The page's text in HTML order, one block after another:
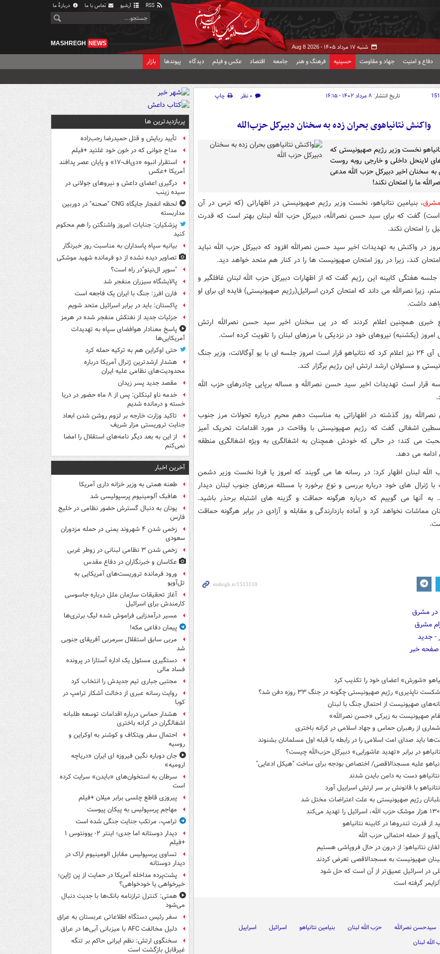
آرشیو تماس با ما دربارهٔ ما
شنبه ۱۷ مرداد ۱۴۰۵ - Aug 8 2026
MASHREGH NEWS
دفاع و امنیت جهاد و مقاومت حسینیه فرهنگ و هنر جامعه اقتصاد عکس و فیلم دیدگاه پیوندها بازار
تاریخ انتشار: ۸ مرداد ۱۴۰۲ - ۱۶:۱۵ ۰ نظر
چاپ
واکنش نتانیاهوی بحران زده به سخنان دبیرکل حزب‌الله
نخست وزیر رژیم صهیونیستی که
لاینحل داخلی و خارجی روبه روست
سخنان اخیر دبیرکل حزب الله مدعی
ما را امتحان نکند!
، بنیامین نتانیاهو، نخست وزیر رژیم صهیونیستی در اظهاراتی (که ترس در آن
گفت که برای سید حسن نصرالله، دبیرکل حزب الله لبنان بهتر است که قدرت
را امتحان نکند.
در واکنش به تهدیدات اخیر سید حسن نصرالله افزود که دبیرکل حزب الله نباید
امتحان کند، زیرا در روز امتحان صهیونیست ها را در کنار هم متحد خواهد دید.
جلسه هفتگی کابینه این رژیم گفت که از اظهارات دبیرکل حزب الله لبنان غافلگیر و
زیرا نصرالله می داند که امتحان کردن اسرائیل(رژیم صهیونیستی) فایده ای برای او
داشت.
خبری همچنین اعلام کردند که در پی سخنان اخیر سید حسن نصرالله ارتش
امروز (یکشنبه) نیروهای خود در نزدیکی با مرزهای لبنان را تقویت کرده است.
پایگاه خبری آی ۲۴ نیز اعلام کرد که نتانیاهو قرار است امروز جلسه ای با یو آوگالانت، وزیر جنگ
و مسئولان ارشد ارتش این رژیم برگزار کند.
قرار است تهدیدات اخیر سید حسن نصرالله و مساله برپایی چادرهای حزب الله
روز گذشته در اظهاراتی به مناسبت دهم محرم درباره تحولات مرز جنوب
اشغالی گفت که رژیم صهیونیستی با وقاحت در مورد اقدامات تحریک آمیز
می کند؛ در حالی که خودش همچنان به اشغالگری به ویژه اشغالگری منطقه
ادامه می دهد.
الله لبنان اظهار کرد: در رسانه ها می گویند که امروز یا فردا نخست وزیر دشمن
ژنرال های خود درباره بررسی و نوع برخورد با مسئله مرزهای جنوب لبنان دیدار
به آنها می گوییم که درباره هرگونه حماقت و گزینه های اشتباه برحذر باشید.
مماشات نخواهد کرد و آماده بازدارندگی و مقابله و آزادی در برابر هرگونه حماقت
«شورش» اعضای خود را تکذیب کرد
ناپذیری» رژیم صهیونیستی چگونه در جنگ ۳۳ روزه دفن شد؟
صهیونیست از احتمال جنگ‌ با لبنان
صهیونیست به زیرکی «حسن نصرالله»
از رهبران حماس و جهاد اسلامی در کرانه باختری
باید صدای امت اسلامی را در رابطه با قبله اول مسلمانان بشنوند
در برابر «تهدید عاشورایی» دبیرکل حزب‌الله چیست؟
علیه مسجدالاقصی/ اختصاص بودجه برای ساخت "هیکل ادعایی"
دست به دامن بایدن شدند
با قانونش بر سر ارتش اسراییل آورد
رژیم صهیونیستی به علت اعتراضات مختل شد
از قدرت تندروها در کابینه نتانیاهو
از حمله احتمالی حزب الله
نتانیاهو: از درون در حال فروپاشی هستیم
صهیونیست به مسجدالاقصی تعرض کردند
در اسرائیل عمیق‌تر از آن است که حل شود
گرفته است
سیدحسن نصرالله حزب الله لبنان بنیامین نتانیاهو اسرائیل
اسراییل
لبنان
پربازدیدترین ها
تأیید ربایش و قتل حمیدرضا رجب‌زاده
مداح جوانی که در خون خود غلتید +فیلم
استقرار انبوه «دی‌اف‑۱۷» و پایان عصر پدافند
آمریکا +عکس
درگیری اعضای داعش و نیروهای جولانی در
سیده زینب
لحظه انفجار جایگاه CNG "صحنه" در دوربین
مداربسته
پزشکیان: جنایات امروز واشنگتن را هم محکوم
کنید
بیانیه سپاه پاسداران به مناسبت روز خبرنگار
تصاویر دیده‌ نشده از دو فرمانده شهید موشکی
"سوپر ال‌نینو"در راه است؟
پالایشگاه سیزران منفجر شد
فارن افرز: جنگ با ایران یک فاجعه است
پاکستان: باید در برابر اسرائیل متحد شویم
جزئیات جدید از نفتکش منفجر شده در هرمز
پاسخ معنادار هوافضای سپاه به تهدیدات
آمریکایی‌ها
حتی اوکراین هم به ترکیه حمله کرد
هشدار ارشدترین ژنرال آمریکا درباره
محدودیت‌های نظامی علیه ایران
مقصد جدید پسر زیدان
خدمه ناو لینکلن: پس از ۸ ماه حضور در دریا
خسته و درمانده‌ شدیم
تاکید وزارت خارجه بر لزوم روشن شدن ابعاد
جنایت تروریستی مزار شریف
از این به بعد دیگر نامه‌های استقلال را امضا
نمی‌کنم
آخرین اخبار
طعنه همتی به وزیر خزانه داری آمریکا
هافبک آلومینیوم پرسپولیسی شد
یونان به دنبال گسترش حضور نظامی در خلیج
فارس
زخمی شدن ۴ شهروند یمنی در حمله مزدوران
سعودی
زخمی شدن ۳ نظامی لبنانی در زوطر غربی
عکاسان و خبرنگاران در دفاع مقدس
ورود فرمانده تروریست‌های آمریکایی به
تل‌آویو
آغاز تحقیقات سازمان ملل درباره جاسوسی
کارمندش برای اسرائیل
مسیر درآمدزایی فراموش شده لیگ برتری‌ها
پیمان دفاعی مکه!
مربی سابق استقلال سرمربی آفریقای جنوبی
شد
دستگیری مسئول یک اداره آستارا در پرونده
فساد مالی
مجتبی جباری تیم جدیدش را انتخاب کرد
روایت رسانه عبری از دخالت آشکار ترامپ در
کوبا
هشدار حماس درباره اقدامات توسعه طلبانه
اشغالگران در کرانه باختری
احتمال سفر ویتکاف و کوشنر به اوکراین و
روسیه
جان دوباره نگین فیروزه ای ایران «دریاچه
ارومیه»
سرطان به استخوان‌های «بایدن» سرایت کرده
است
پیروزی قاطع چلسی برابر میلان +فیلم
مهاجم پرسپولیس به پیکان پیوست
ترامپ، مرتکب جنایت جنگی شده است
دیدار دوستانه اما جدی؛ اینتر ۲- یوونتوس ۱
+فیلم
تساوی پرسپولیس مقابل الومینیوم اراک در
دیدار دوستانه
پشت‌پرده مداخله آمریکا در حمایت از یِن ژاپن؛
خیرخواهی یا خودخواهی؟
همتی: کنترل ترازنامه بانک‌ها با جدیت دنبال
می‌شود
سفر رئیس دستگاه اطلاعاتی عربستان به عراق
دلیل مخالفت AFC با میزبانی آبی‌ها در عراق
سخنگوی ارتش: نظم ایرانی حاکم بر تنگه
غیرقابل بازگشت است